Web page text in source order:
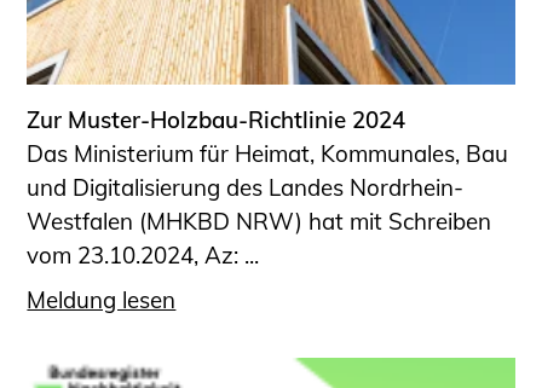
Zur Muster-Holzbau-Richtlinie 2024
Das Ministerium für Heimat, Kommunales, Bau
und Digitalisierung des Landes Nordrhein-
Westfalen (MHKBD NRW) hat mit Schreiben
vom 23.10.2024, Az: ...
Meldung lesen